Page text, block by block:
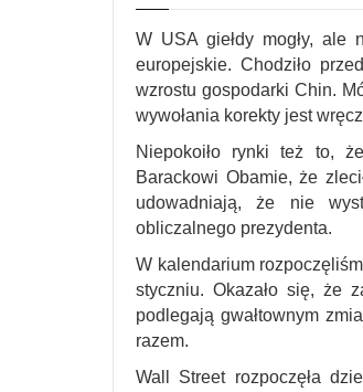
W USA giełdy mogły, ale
europejskie. Chodziło
wzrostu gospodarki Chin.
wywołania korekty jest
Niepokoiło rynki też to,
Barackowi Obamie, że
udowadniają, że nie
obliczalnego prezydenta.
W kalendarium
styczniu. Okazało się, że
podlegają gwałtownym
razem.
Wall Street rozpoczęła